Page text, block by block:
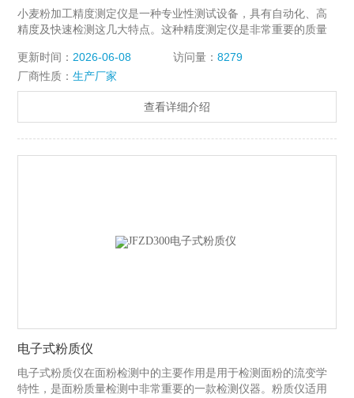
小麦粉加工精度测定仪是一种专业性测试设备，具有自动化、高
精度及快速检测这几大特点。这种精度测定仪是非常重要的质量
品材料。
更新时间： 2026-06-08 访问量： 8279
厂商性质：生产厂家
查看详细介绍
电子式粉质仪
电子式粉质仪在面粉检测中的主要作用是用于检测面粉的流变学
特性，是面粉质量检测中非常重要的一款检测仪器。粉质仪适用